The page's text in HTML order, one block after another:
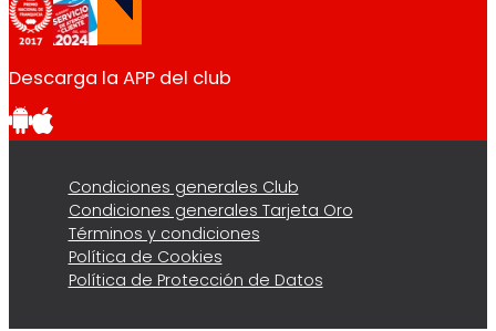
Descarga la APP del club
Condiciones generales Club
Condiciones generales Tarjeta Oro
Términos y condiciones
Política de Cookies
Política de Protección de Datos